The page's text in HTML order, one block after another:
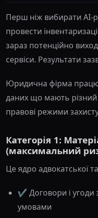
Перш ніж вибирати AI-
провести
зараз потенційно
сервіси. Результати
Юридична фірма
даних що мають різний
правові режими
Категорія 1:
(максимальний
Це ядро адвокатської
✔️ Договори і угоди
умовами